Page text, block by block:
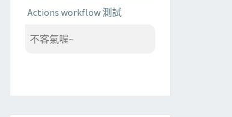
Actions workflow 測試
不客氣喔~